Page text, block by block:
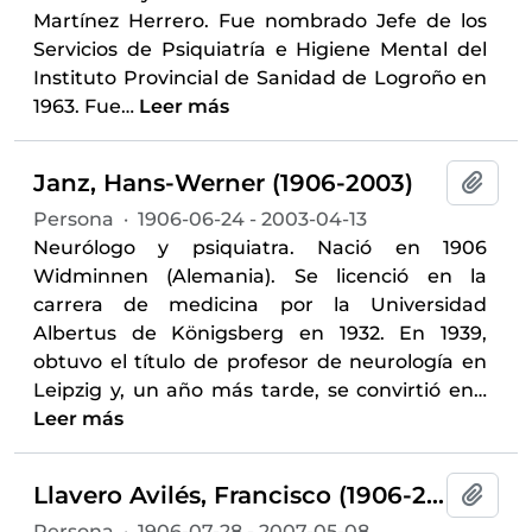
Martínez Herrero. Fue nombrado Jefe de los
Servicios de Psiquiatría e Higiene Mental del
Instituto Provincial de Sanidad de Logroño en
1963. Fue… Leer más
Janz, Hans-Werner (1906-2003)
Persona · 1906-06-24 - 2003-04-13
Neurólogo y psiquiatra. Nació en 1906
Widminnen (Alemania). Se licenció en la
carrera de medicina por la Universidad
Albertus de Königsberg en 1932. En 1939,
obtuvo el título de profesor de neurología en
Leipzig y, un año más tarde, se convirtió en…
Leer más
Llavero Avilés, Francisco (1906-2007)